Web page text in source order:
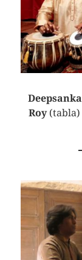
Roy